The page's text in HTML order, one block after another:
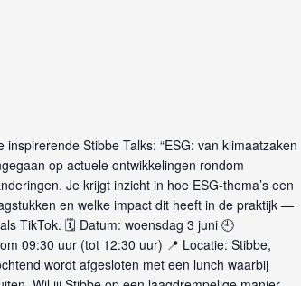
Stibbe Talks: “ESG: van klimaatzaken
op actuele ontwikkelingen rondom
Je krijgt inzicht in hoe ESG-thema’s een
en welke impact dit heeft in de praktijk —
TikTok. 🗓 Datum: woensdag 3 juni 🕘
09:30 uur (tot 12:30 uur) 📍 Locatie: Stibbe,
wordt afgesloten met een lunch waarbij